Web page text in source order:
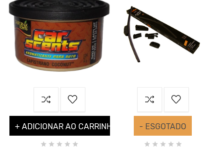
+ ADICIONAR AO CARRINHO
    
- ESGOTADO
    